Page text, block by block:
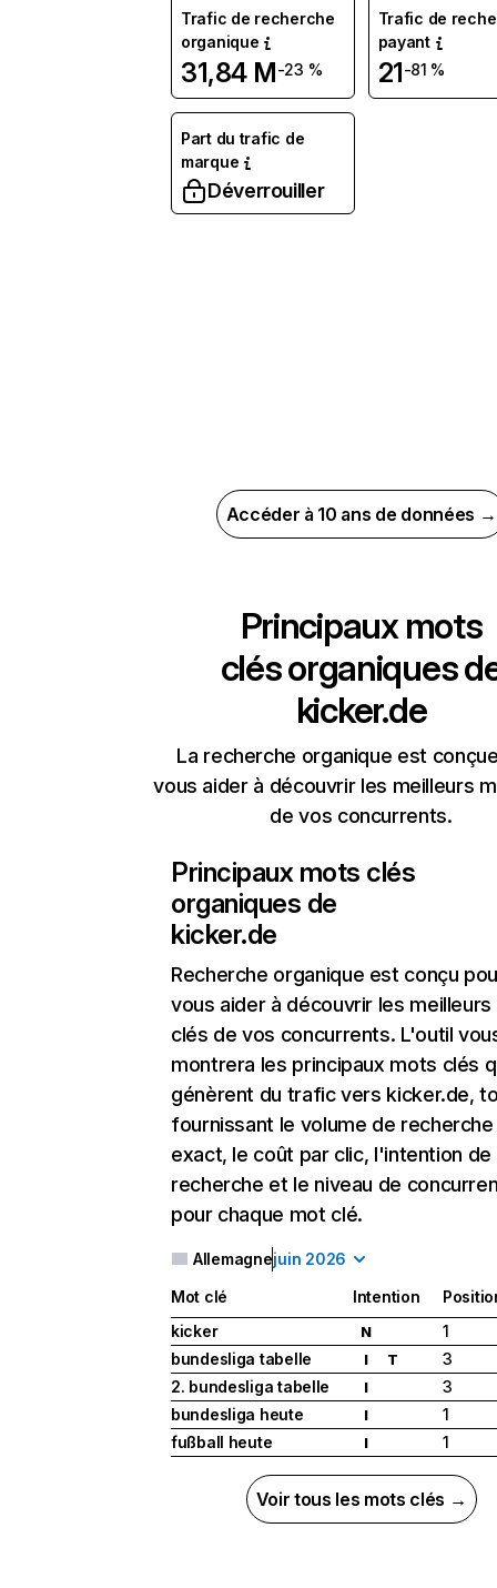
Trafic de recherche
organique
31,84 M-23 %
Trafic de
payant
21-81 %
Part du trafic de
marque
Déverrouiller
Accéder à 10 ans de données →
Principaux mots
clés organiques
kicker.de
La recherche organique est
vous aider à découvrir les meilleurs
de vos concurrents.
Principaux mots clés
organiques de
kicker.de
Recherche organique est conçu
vous aider à découvrir les
clés de vos concurrents. L'outil
montrera les principaux mots clés
génèrent du trafic vers kicker.de,
fournissant le volume de recherche
exact, le coût par clic, l'intention de
recherche et le niveau de
pour chaque mot clé.
Allemagnejuin 2026
Mot clé Intention
kicker
N
1
bundesliga tabelle
I T
3
2. bundesliga tabelle
I
3
bundesliga heute
I
1
fußball heute
I 1
Voir tous les mots clés →